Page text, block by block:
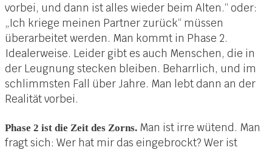
vorbei, und dann ist alles wieder beim Alten.“ oder:
„Ich kriege meinen Partner zurück“ müssen
überarbeitet werden. Man kommt in Phase 2.
Idealerweise. Leider gibt es auch Menschen, die in
der Leugnung stecken bleiben. Beharrlich, und im
schlimmsten Fall über Jahre. Man lebt dann an der
Realität vorbei.
Phase 2 ist die Zeit des Zorns. Man ist irre wütend. Man
fragt sich: Wer hat mir das eingebrockt? Wer ist